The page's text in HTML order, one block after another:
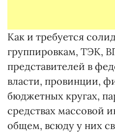
Как и требуется
группировкам, ТЭК,
представителей в
власти, провинции,
бюджетных кругах,
средствах массовой
общем, всюду у них